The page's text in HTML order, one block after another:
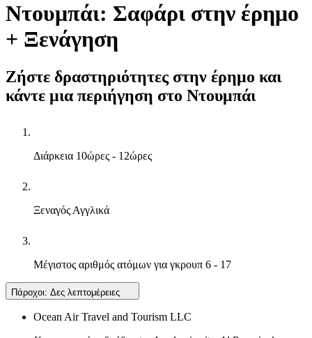
Ντουμπάι: Σαφάρι στην έρημο
+ Ξενάγηση
Ζήστε δραστηριότητες στην έρημο και
κάντε μια περιήγηση στο Ντουμπάι
Διάρκεια 10ώρες - 12ώρες
Ξεναγός Αγγλικά
Μέγιστος αριθμός ατόμων για γκρουπ 6 - 17
Πάροχοι: Δες λεπτομέρειες
Ocean Air Travel and Tourism LLC